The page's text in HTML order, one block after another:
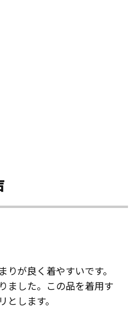
が良く着やすいです。
ました。この品を着用す
します。